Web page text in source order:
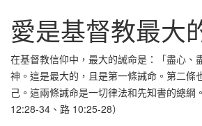
愛是基督教最大
在基督教信仰中，最大的誡命是：「盡心
神。這是最大的，且是第一條誡命。第二條
己。這兩條誡命是一切律法和先知書的總綱
12:28-34、路 10:25-28）